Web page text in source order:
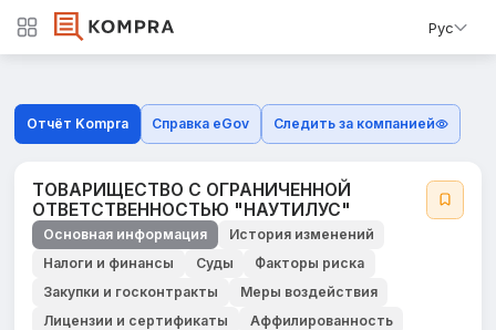
Рус
Отчёт Kompra Справка eGov Следить за компанией
ТОВАРИЩЕСТВО С ОГРАНИЧЕННОЙ
ОТВЕТСТВЕННОСТЬЮ "НАУТИЛУС"
Основная информация
История изменений
Налоги и финансы
Суды
Факторы риска
Закупки и госконтракты
Меры воздействия
Лицензии и сертификаты
Аффилированность